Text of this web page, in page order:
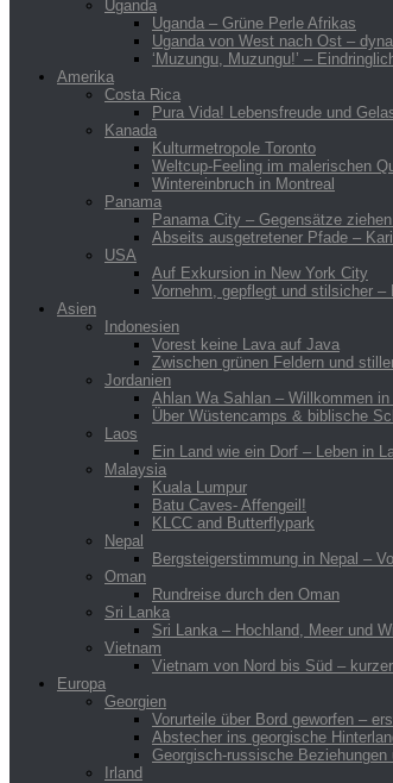
Uganda
Uganda – Grüne Perle Afrikas
Uganda von West nach Ost –
‘Muzungu, Muzungu!’ –
Amerika
Costa Rica
Pura Vida! Lebensfreude und
Kanada
Kulturmetropole Toronto
Weltcup-Feeling im malerischen
Wintereinbruch in Montreal
Panama
Panama City – Gegensätze
Abseits ausgetretener Pfade –
USA
Auf Exkursion in New York City
Vornehm, gepflegt und stilsicher
Asien
Indonesien
Vorest keine Lava auf Java
Zwischen grünen Feldern und
Jordanien
Ahlan Wa Sahlan – Willkommen
Über Wüstencamps & biblische
Laos
Ein Land wie ein Dorf – Leben in
Malaysia
Kuala Lumpur
Batu Caves- Affengeil!
KLCC and Butterflypark
Nepal
Bergsteigerstimmung in Nepal –
Oman
Rundreise durch den Oman
Sri Lanka
Sri Lanka – Hochland, Meer und
Vietnam
Vietnam von Nord bis Süd –
Europa
Georgien
Vorurteile über Bord geworfen –
Abstecher ins georgische
Georgisch-russische
Irland